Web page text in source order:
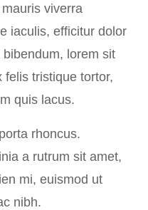
viverra
iaculis, efficitur dolor
lorem sit
felis tristique tortor,
quis lacus.
rhoncus.
a rutrum sit amet,
mi, euismod ut
nibh.